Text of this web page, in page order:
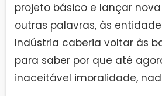
projeto básico e lançar nova
outras palavras, às
Indústria caberia voltar às
para saber por que até
inaceitável imoralidade,